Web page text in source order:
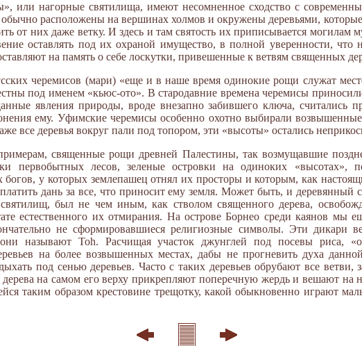
или нагорные святилища, имеют несомненное сходство с
обычно расположены на вершинах холмов и окружены деревьями,
от них даже ветку. И здесь и там святость их приписывается могилам
оставлять под их охраной имущество, в полной уверенности, что
на память о себе лоскутки, привешенные к ветвям священных
черемисов (мари) «еще и в наше время одинокие рощи служат
под именем «кьюс-ото». В стародавние времена черемисы
явления природы, вроде внезапно забившего ключа, считались
ему. Уфимские черемисы особенно охотно выбирали
все деревья вокруг пали под топором, эти «высоты» остались
священные рощи древней Палестины, так возмущавшие
первобытных лесов, зеленые островки на одиноких «высотах»,
у которых землепашец отнял их просторы и которым, как
дань за все, что приносит ему земля. Может быть, и деревянный
был не чем иным, как стволом священного дерева,
естественного их отмирания. На острове Борнео среди каянов мы
не сформировавшиеся религиозные символы. Эти дикари
называют Toh. Расчищая участок джунглей под посевы риса,
на более возвышенных местах, дабы не прогневить духа
под сенью деревьев. Часто с таких деревьев обрубают все ветви,
на самом его верху прикрепляют поперечную жердь и вешают на
таким образом крестовине трещотку, какой обыкновенно играют